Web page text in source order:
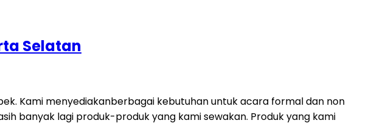
Selatan
Kami menyediakanberbagai kebutuhan untuk acara formal dan non
banyak lagi produk-produk yang kami sewakan. Produk yang kami